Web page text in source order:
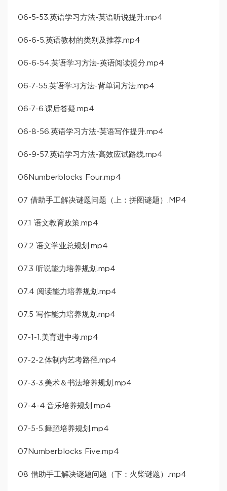
06-5-53.英语学习方法-英语听说提升.mp4
06-6-5.英语教材的类别及推荐.mp4
06-6-54.英语学习方法-英语阅读提分.mp4
06-7-55.英语学习方法-背单词方法.mp4
06-7-6.课后答疑.mp4
06-8-56.英语学习方法-英语写作提升.mp4
06-9-57.英语学习方法-高效应试路线.mp4
06Numberblocks Four.mp4
07 借助手工解决谜题问题（上：拼图谜题）.MP4
07.1 语文教育政策.mp4
07.2 语文学业总规划.mp4
07.3 听说能力培养规划.mp4
07.4 阅读能力培养规划.mp4
07.5 写作能力培养规划.mp4
07-1-1.美育进中考.mp4
07-2-2.体制内艺考路径.mp4
07-3-3.美术＆书法培养规划.mp4
07-4-4.音乐培养规划.mp4
07-5-5.舞蹈培养规划.mp4
07Numberblocks Five.mp4
08 借助手工解决谜题问题（下：火柴谜题）.mp4